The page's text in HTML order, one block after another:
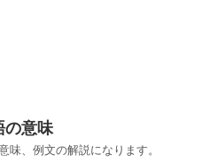
の意味
味、例文の解説になります。